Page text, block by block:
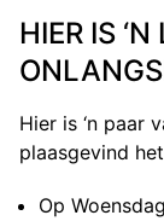
HIER IS
Hier is ‘n paar
plaasgevind
Op